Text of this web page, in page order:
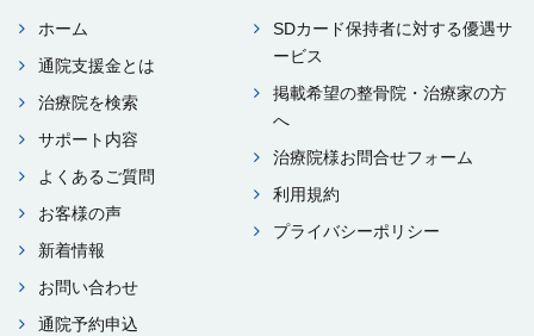
ホーム
通院⽀援⾦とは
治療院を検索
サポート内容
よくあるご質問
お客様の声
新着情報
お問い合わせ
通院予約申込
SDカード保持者に対する優遇サ
ービス
掲載希望の整⾻院・治療家の⽅
へ
治療院様お問合せフォーム
利⽤規約
プライバシーポリシー